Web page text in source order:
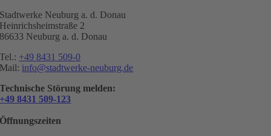
Stadtwerke Neuburg a. d. Donau
Heinrichsheimstraße 2
86633 Neuburg a. d. Donau
Tel.: +49 8431 509-0
Mail: info@stadtwerke-neuburg.de
Technische Störung melden:
+49 8431 509-123
Öffnungszeiten